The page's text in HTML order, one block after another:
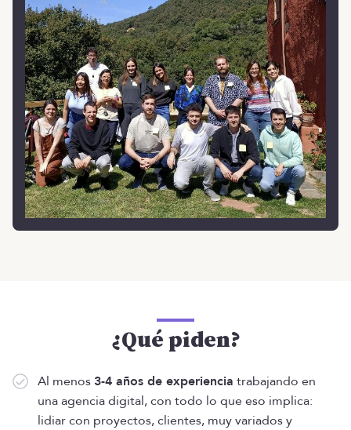
¿Qué piden?
Al menos 3-4 años de experiencia trabajando en
una agencia digital, con todo lo que eso implica:
lidiar con proyectos, clientes, muy variados y